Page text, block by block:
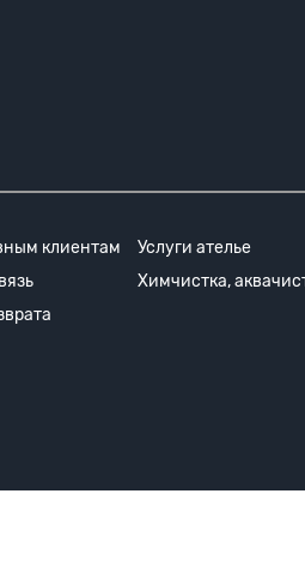
клиентам
Услуги ателье
Химчистка,